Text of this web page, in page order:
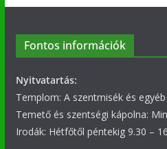
Fontos információk
Nyitvatartás:
Templom: A szentmisék és
Temető és szentségi kápolna:
Irodák: Hétfőtől péntekig 9.30 –